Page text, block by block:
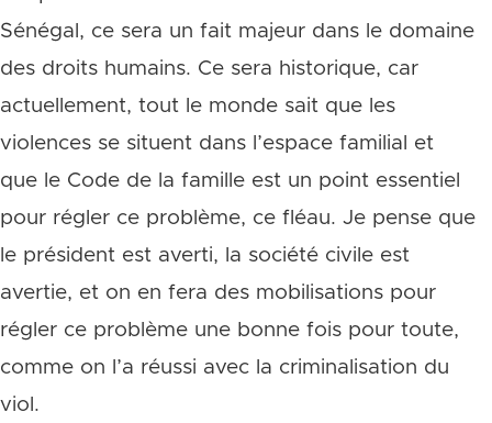
Sénégal, ce sera un fait majeur dans le domaine
des droits humains. Ce sera historique, car
actuellement, tout le monde sait que les
violences se situent dans l’espace familial et
que le Code de la famille est un point essentiel
pour régler ce problème, ce fléau. Je pense que
le président est averti, la société civile est
avertie, et on en fera des mobilisations pour
régler ce problème une bonne fois pour toute,
comme on l’a réussi avec la criminalisation du
viol.